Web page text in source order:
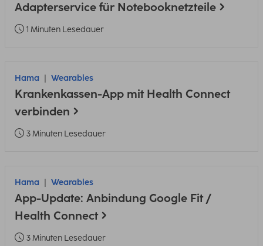
Adapterservice für Notebooknetzteile
1 Minuten Lesedauer
Hama Wearables
Krankenkassen-App mit Health Connect
verbinden
3 Minuten Lesedauer
Hama Wearables
App-Update: Anbindung Google Fit /
Health Connect
3 Minuten Lesedauer